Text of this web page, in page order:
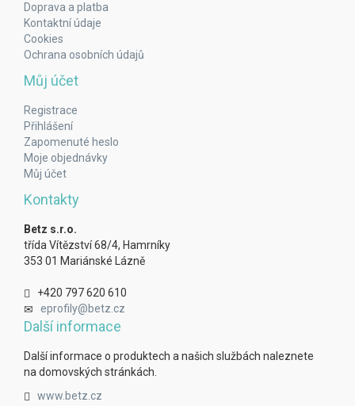
Doprava a platba
Kontaktní údaje
Cookies
Ochrana osobních údajů
Můj účet
Registrace
Přihlášení
Zapomenuté heslo
Moje objednávky
Můj účet
Kontakty
Betz s.r.o.
třída Vítězství 68/4, Hamrníky
353 01 Mariánské Lázně
+420 797 620 610
eprofily@betz.cz
Další informace
Další informace o produktech a našich službách naleznete
na domovských stránkách.
www.betz.cz